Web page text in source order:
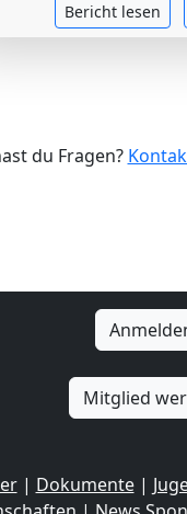
Bericht lesen
du Fragen?
Mitglied
| Dokumente|